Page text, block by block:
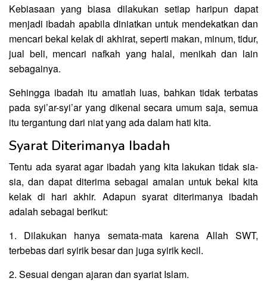
Kebiasaan yang biasa dilakukan setiap haripun dapat
menjadi ibadah apabila diniatkan untuk mendekatkan dan
mencari bekal kelak di akhirat, seperti makan, minum, tidur,
jual beli, mencari nafkah yang halal, menikah dan lain
sebagainya.
Sehingga ibadah itu amatlah luas, bahkan tidak terbatas
pada syi’ar-syi’ar yang dikenal secara umum saja, semua
itu tergantung dari niat yang ada dalam hati kita.
Syarat Diterimanya Ibadah
Tentu ada syarat agar ibadah yang kita lakukan tidak sia-
sia, dan dapat diterima sebagai amalan untuk bekal kita
kelak di hari akhir. Adapun syarat diterimanya ibadah
adalah sebagai berikut:
1. Dilakukan hanya semata-mata karena Allah SWT,
terbebas dari syirik besar dan juga syirik kecil.
2. Sesuai dengan ajaran dan syariat Islam.